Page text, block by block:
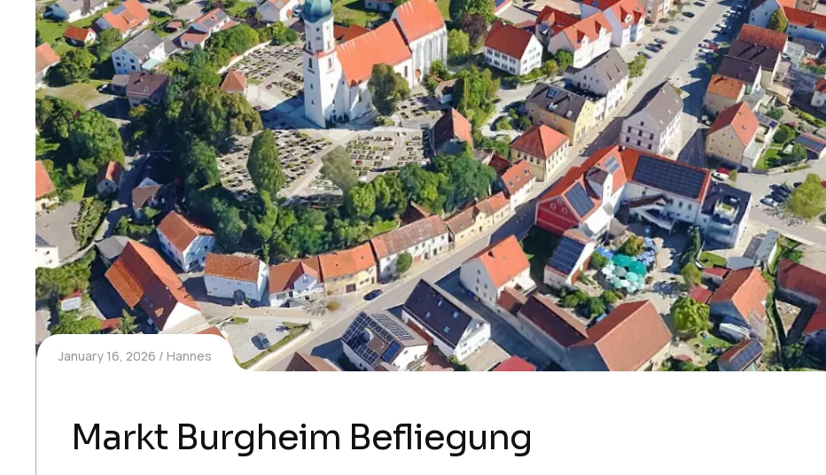
January 16, 2026 Hannes
Markt Burgheim Befliegung